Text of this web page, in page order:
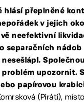
hlásí přeplněné
v jejich
neefektivní
separačních nádob
upozornit.
papírovou
(Piráti),